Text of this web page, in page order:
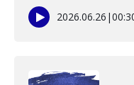
2026.06.26 |